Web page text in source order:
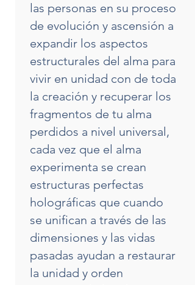
las personas en su proceso
de evolución y ascensión a
expandir los aspectos
estructurales del alma para
vivir en unidad con de toda
la creación y recuperar los
fragmentos de tu alma
perdidos a nivel universal,
cada vez que el alma
experimenta se crean
estructuras perfectas
holográficas que cuando
se unifican a través de las
dimensiones y las vidas
pasadas ayudan a restaurar
la unidad y orden